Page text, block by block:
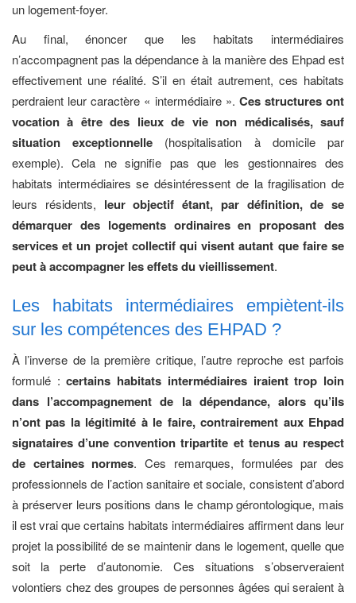
un logement-foyer.
Au final, énoncer que les habitats intermédiaires
n’accompagnent pas la dépendance à la manière des Ehpad est
effectivement une réalité. S’il en était autrement, ces habitats
perdraient leur caractère « intermédiaire ». Ces structures ont
vocation à être des lieux de vie non médicalisés, sauf
situation exceptionnelle (hospitalisation à domicile par
exemple). Cela ne signifie pas que les gestionnaires des
habitats intermédiaires se désintéressent de la fragilisation de
leurs résidents, leur objectif étant, par définition, de se
démarquer des logements ordinaires en proposant des
services et un projet collectif qui visent autant que faire se
peut à accompagner les effets du vieillissement.
Les habitats intermédiaires empiètent-ils
sur les compétences des EHPAD ?
À l’inverse de la première critique, l’autre reproche est parfois
formulé :certains habitats intermédiaires iraient trop loin
dans l’accompagnement de la dépendance, alors qu’ils
n’ont pas la légitimité à le faire, contrairement aux Ehpad
signataires d’une convention tripartite et tenus au respect
de certaines normes. Ces remarques, formulées par des
professionnels de l’action sanitaire et sociale, consistent d’abord
à préserver leurs positions dans le champ gérontologique, mais
il est vrai que certains habitats in­termédiaires affirment dans leur
projet la possibilité de se maintenir dans le logement, quelle que
soit la perte d’autonomie. Ces situations s’observeraient
volontiers chez des groupes de personnes âgées qui seraient à